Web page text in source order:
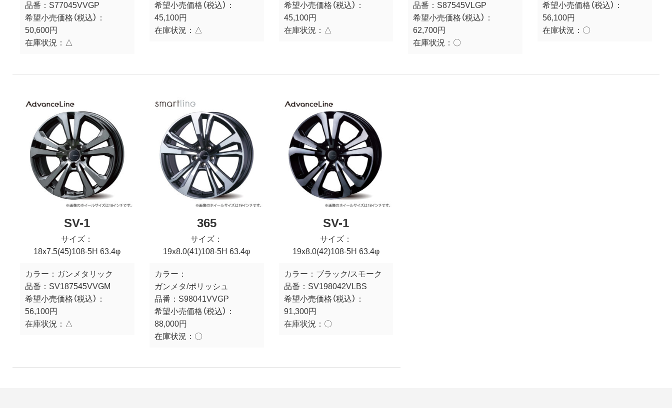
品番： S77045VVGP
希望小売価格（税込）：
50,600円
在庫状況： △
希望小売価格（税込）：
45,100円
在庫状況： △
希望小売価格（税込）：
45,100円
在庫状況： △
品番： S87545VLGP
希望小売価格（税込）：
62,700円
在庫状況： 〇
希望小売価格（税込）：
56,100円
在庫状況： 〇
SV-1
サイズ：
18x7.5(45)108-5H 63.4φ
カラー： ガンメタリック
品番： SV187545VVGM
希望小売価格（税込）：
56,100円
在庫状況： △
365
サイズ：
19x8.0(41)108-5H 63.4φ
カラー：
ガンメタ/ポリッシュ
品番： S98041VVGP
希望小売価格（税込）：
88,000円
在庫状況： 〇
SV-1
サイズ：
19x8.0(42)108-5H 63.4φ
カラー： ブラック/スモーク
品番： SV198042VLBS
希望小売価格（税込）：
91,300円
在庫状況： 〇